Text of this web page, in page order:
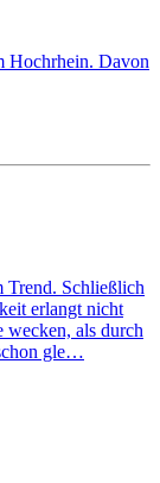
Hochrhein. Davon
Trend. Schließlich
erlangt nicht
wecken, als durch
gle…